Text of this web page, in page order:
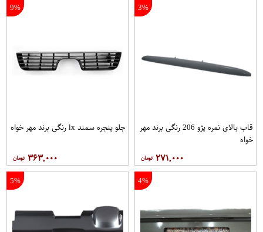
3%
قاب بالای نمره پژو 206 رنگی برند مهر
خواه
۲۷۱,۰۰۰
9%
جلو پنجره سمند lx رنگی برند مهر خواه
۳۶۳,۰۰۰
4%
5%